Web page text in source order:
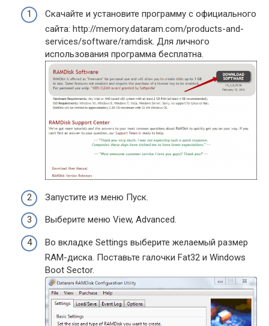
Скачайте и установите программу с официального
сайта: http://memory.dataram.com/products-and-
services/software/ramdisk. Для личного
использования программа бесплатна.
Запустите из меню Пуск.
Выберите меню View, Advanced.
Во вкладке Settings выберите желаемый размер
RAM-диска. Поставьте галочки Fat32 и Windows
Boot Sector.